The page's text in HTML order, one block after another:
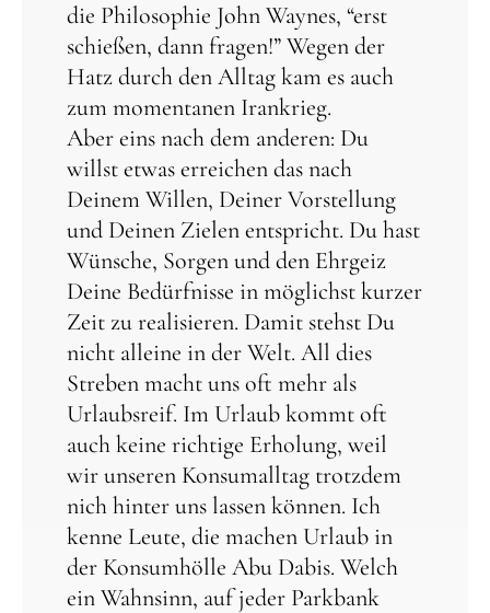
die Philosophie John Waynes, “erst
schießen, dann fragen!” Wegen der
Hatz durch den Alltag kam es auch
zum momentanen Irankrieg.
Aber eins nach dem anderen: Du
willst etwas erreichen das nach
Deinem Willen, Deiner Vorstellung
und Deinen Zielen entspricht. Du hast
Wünsche, Sorgen und den Ehrgeiz
Deine Bedürfnisse in möglichst kurzer
Zeit zu realisieren. Damit stehst Du
nicht alleine in der Welt. All dies
Streben macht uns oft mehr als
Urlaubsreif. Im Urlaub kommt oft
auch keine richtige Erholung, weil
wir unseren Konsumalltag trotzdem
nich hinter uns lassen können. Ich
kenne Leute, die machen Urlaub in
der Konsumhölle Abu Dabis. Welch
ein Wahnsinn, auf jeder Parkbank